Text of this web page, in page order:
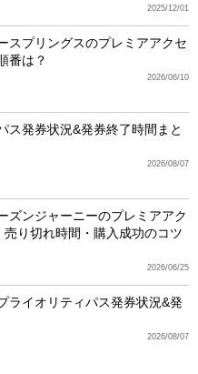
2025/12/01
スプリングスのプレミアアクセ
番は？
2026/06/10
ス発券状況&発券終了時間まと
2026/08/07
ズンジャーニーのプレミアアク
売り切れ時間・購入成功のコツ
2026/06/25
ライオリティパス発券状況&発
2026/08/07